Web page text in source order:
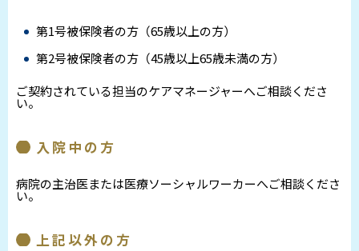
第1号被保険者の方（65歳以上の方）
第2号被保険者の方（45歳以上65歳未満の方）
ご契約されている担当のケアマネージャーへご相談くださ
い。
入院中の方
病院の主治医または医療ソーシャルワーカーへご相談くださ
い。
上記以外の方